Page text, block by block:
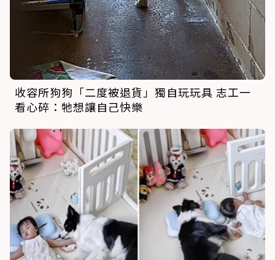
收容所狗狗「二度被退貨」獨自玩玩具 志工一
看心碎：牠想讓自己快樂